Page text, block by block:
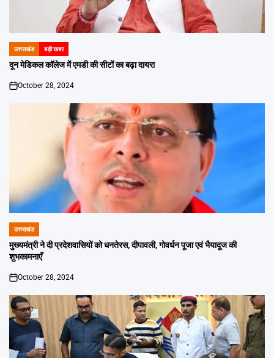
POSTED
IN
उत्तराखंड बड़ी खबर
दून मेडिकल कॉलेज में एमडी की सीटों का बढ़ा दायरा
on
October 28, 2024
POSTED
IN
उत्तराखंड
मुख्यमंत्री ने दी प्रदेशवासियों को धनतेरस, दीपावली, गोवर्धन पूजा एवं भैयादूज की
शुभकामनाएँ
on
October 28, 2024